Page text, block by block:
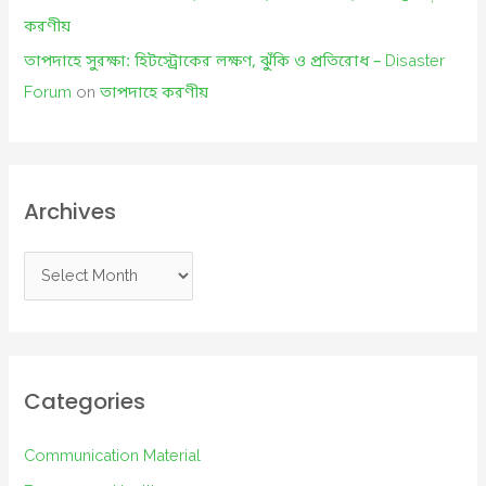
করণীয়
তাপদাহে সুরক্ষা: হিটস্ট্রোকের লক্ষণ, ঝুঁকি ও প্রতিরোধ – Disaster
Forum onতাপদাহে করণীয়
Archives
r
i
e
Categories
Communication Material